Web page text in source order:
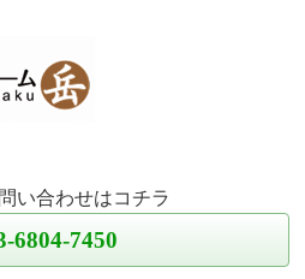
い合わせはコチラ
6804-7450